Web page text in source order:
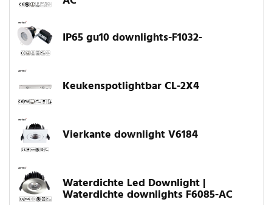
IP65 gu10 downlights-F1032-
Keukenspotlightbar CL-2X4
Vierkante downlight V6184
Waterdichte Led Downlight |
Waterdichte downlights F6085-AC